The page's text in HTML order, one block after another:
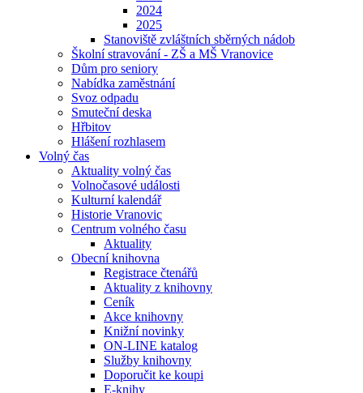
2024
2025
Stanoviště zvláštních sběrných nádob
Školní stravování - ZŠ a MŠ Vranovice
Dům pro seniory
Nabídka zaměstnání
Svoz odpadu
Smuteční deska
Hřbitov
Hlášení rozhlasem
Volný čas
Aktuality volný čas
Volnočasové události
Kulturní kalendář
Historie Vranovic
Centrum volného času
Aktuality
Obecní knihovna
Registrace čtenářů
Aktuality z knihovny
Ceník
Akce knihovny
Knižní novinky
ON-LINE katalog
Služby knihovny
Doporučit ke koupi
E-knihy